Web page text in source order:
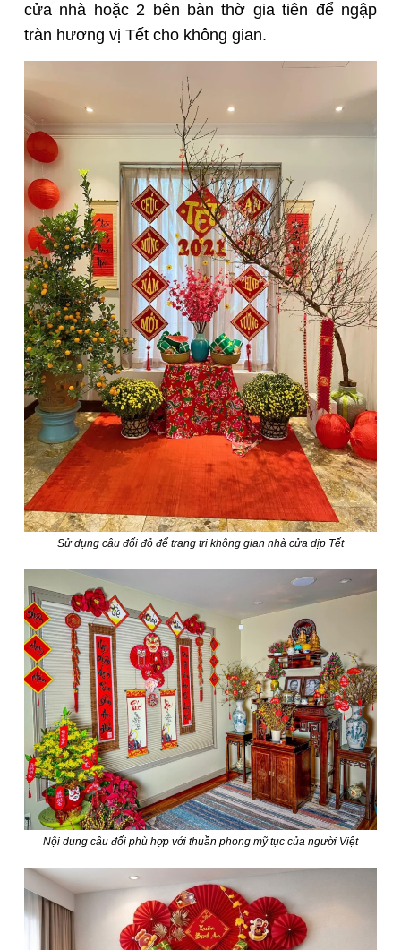
cửa nhà hoặc 2 bên bàn thờ gia tiên để ngập
tràn hương vị Tết cho không gian.
Sử dụng câu đối đỏ để trang tri không gian nhà cửa dịp Tết
Nội dung câu đối phù hợp với thuần phong mỹ tục của người Việt